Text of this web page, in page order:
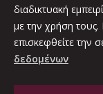
Φαξ:(030) 210 36
Copyright 2021 ©
διαδικτυακή
με την χρήση τους.
επισκεφθείτε την
δεδομένων